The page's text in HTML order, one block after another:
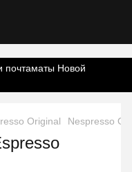
почтаматы Новой
Original Nespresso